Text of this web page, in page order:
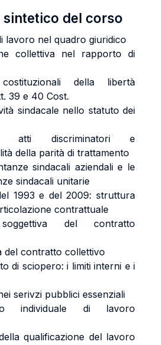
sintetico del corso
lavoro nel quadro giuridico
collettiva nel rapporto di
della libertà
39 e 40 Cost.
sindacale nello statuto dei
atti discriminatori e
della parità di trattamento
sindacali aziendali e le
sindacali unitarie
1993 e del 2009: struttura
contrattuale
del contratto
del contratto collettivo
di sciopero: i limiti interni e i
serivzi pubblici essenziali
individuale di lavoro
qualificazione del lavoro